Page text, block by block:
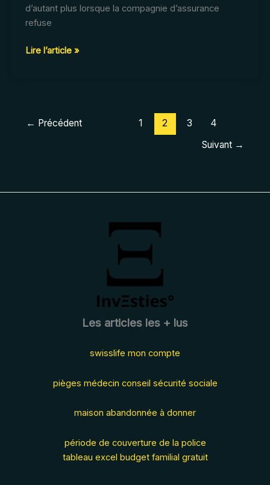
d’autant plus lorsque la compagnie d’assurance
refuse
Vol
faire
rembourser
Lire l’article »
← Précédent 1 2 3
4
Suivant →
Les articles les + lus
swisslife mon compte
pièges médecin conseil sécurité sociale
maison abandonnée à donner
période de couverture de la police
tableau excel budget familial gratuit